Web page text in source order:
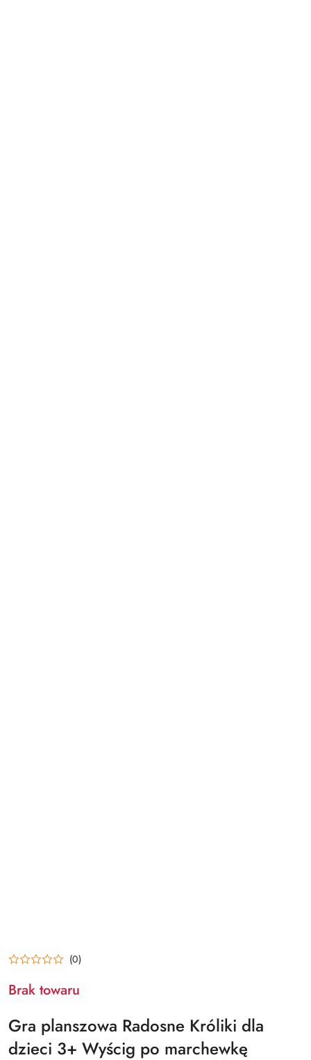
(0)
Brak towaru
Gra planszowa Radosne Króliki dla
dzieci 3+ Wyścig po marchewkę